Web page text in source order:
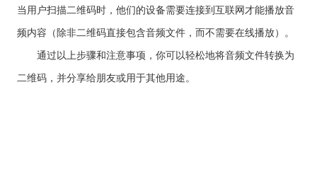
当用户扫描二维码时，他们的设备需要连接到互联网才能播放音
频内容（除非二维码直接包含音频文件，而不需要在线播放）。
通过以上步骤和注意事项，你可以轻松地将音频文件转换为
二维码，并分享给朋友或用于其他用途。